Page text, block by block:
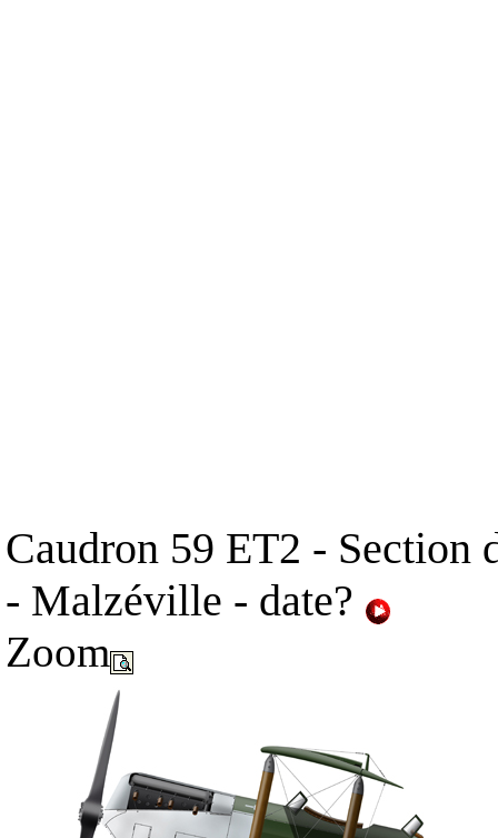
Caudron 59 ET2 - Section
- Malzéville - date?
Zoom